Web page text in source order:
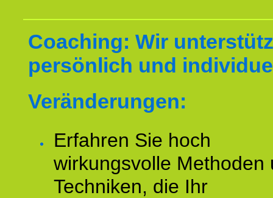
Coaching: Wir
persönlich und
Veränderungen:
Erfahren Sie hoch
wirkungsvolle Methoden
Techniken, die Ihr